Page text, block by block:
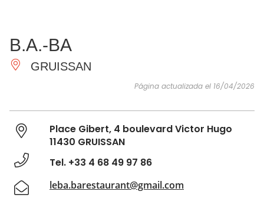
IMPRESCINDIBLES
B.A.-BA
GRUISSAN
Página actualizada el 16/04/2026
Place Gibert, 4 boulevard Victor Hugo
11430 GRUISSAN
Tel. +33 4 68 49 97 86
leba.barestaurant@gmail.com